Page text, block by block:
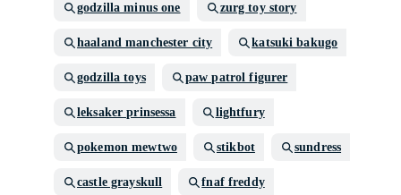
godzilla minus one zurg toy story
haaland manchester city katsuki bakugo
godzilla toys paw patrol figurer
leksaker prinsessa lightfury
pokemon mewtwo stikbot sundress
castle grayskull fnaf freddy